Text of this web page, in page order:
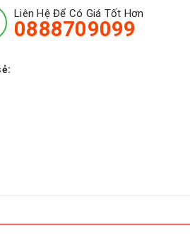
Liên Hệ Để Có Giá Tốt Hơn
0888709099